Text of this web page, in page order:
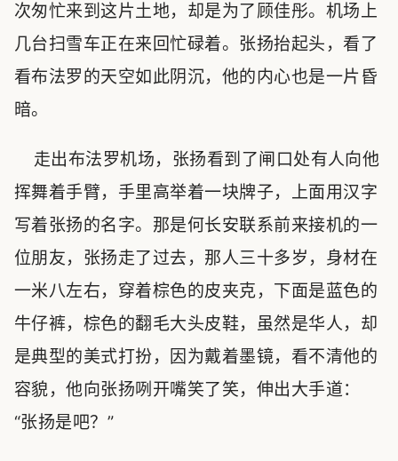
次匆忙来到这片土地，却是为了顾佳彤。机场上
几台扫雪车正在来回忙碌着。张扬抬起头，看了
看布法罗的天空如此阴沉，他的内心也是一片昏
暗。
走出布法罗机场，张扬看到了闸口处有人向他
挥舞着手臂，手里高举着一块牌子，上面用汉字
写着张扬的名字。那是何长安联系前来接机的一
位朋友，张扬走了过去，那人三十多岁，身材在
一米八左右，穿着棕色的皮夹克，下面是蓝色的
牛仔裤，棕色的翻毛大头皮鞋，虽然是华人，却
是典型的美式打扮，因为戴着墨镜，看不清他的
容貌，他向张扬咧开嘴笑了笑，伸出大手道：
“张扬是吧？”